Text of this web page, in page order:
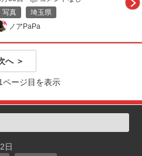
写真
埼玉県
ノアPaPa
へ ＞
ページ目を表示
日